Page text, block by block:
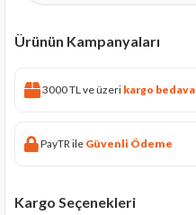
Ürünün Kampanyaları
3000 TL ve üzeri kargo bedava
PayTR ile Güvenli Ödeme
Kargo Seçenekleri